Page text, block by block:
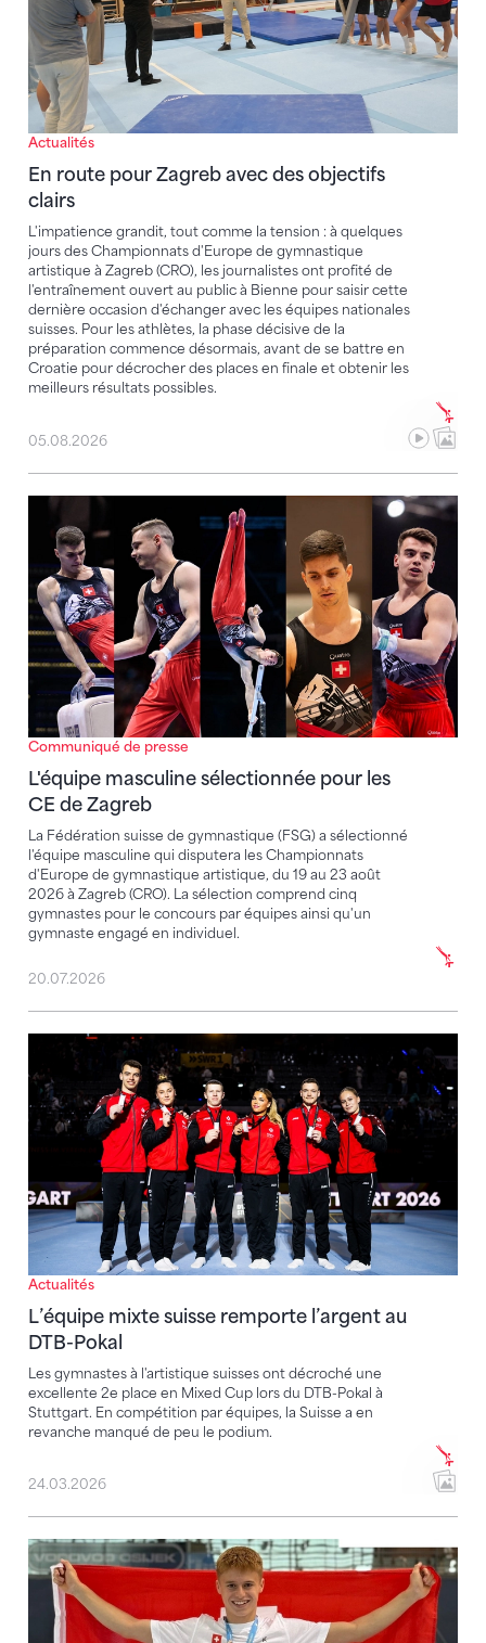
Actualités
En route pour Zagreb avec des objectifs
clairs
L'impatience grandit, tout comme la tension : à quelques
jours des Championnats d'Europe de gymnastique
artistique à Zagreb (CRO), les journalistes ont profité de
l'entraînement ouvert au public à Bienne pour saisir cette
dernière occasion d'échanger avec les équipes nationales
suisses. Pour les athlètes, la phase décisive de la
préparation commence désormais, avant de se battre en
Croatie pour décrocher des places en finale et obtenir les
meilleurs résultats possibles.
05.08.2026
Communiqué de presse
L'équipe masculine sélectionnée pour les
CE de Zagreb
La Fédération suisse de gymnastique (FSG) a sélectionné
l'équipe masculine qui disputera les Championnats
d'Europe de gymnastique artistique, du 19 au 23 août
2026 à Zagreb (CRO). La sélection comprend cinq
gymnastes pour le concours par équipes ainsi qu'un
gymnaste engagé en individuel.
L'équipe masculine sélectionnée pour les CE de
20.07.2026
Actualités
L’équipe mixte suisse remporte l’argent au
DTB-Pokal
Les gymnastes à l'artistique suisses ont décroché une
excellente 2e place en Mixed Cup lors du DTB-Pokal à
Stuttgart. En compétition par équipes, la Suisse a en
revanche manqué de peu le podium.
L’équipe mixte suisse remporte l’argent au DTB-
24.03.2026
Les gymnastes artistiques suisses continuent de